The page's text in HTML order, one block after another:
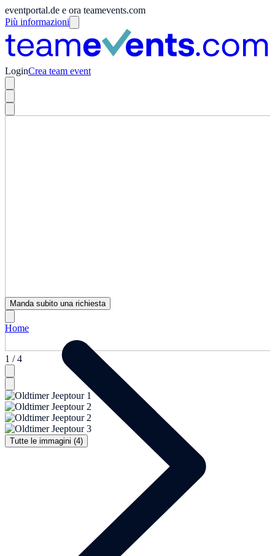
eventportal.de e ora teamevents.com
Più informazioni
LoginCrea team event
1 / 4
Tutte le immagini (4)
Manda subito una richiesta
Home